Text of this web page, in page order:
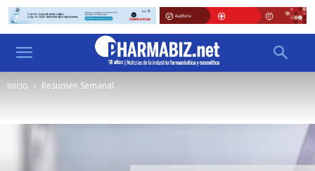
Inicio Resumen Semanal